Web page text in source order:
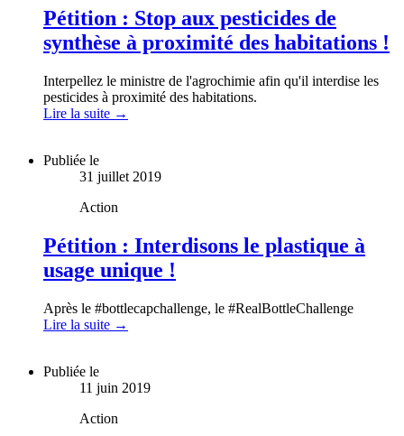
Pétition : Stop aux pesticides de
synthèse à proximité des habitations !
Interpellez le ministre de l'agrochimie afin qu'il interdise les
pesticides à proximité des habitations.
Lire la suite →
Publiée le
31 juillet 2019
Action
Pétition : Interdisons le plastique à
usage unique !
Après le #bottlecapchallenge, le #RealBottleChallenge
Lire la suite →
Publiée le
11 juin 2019
Action